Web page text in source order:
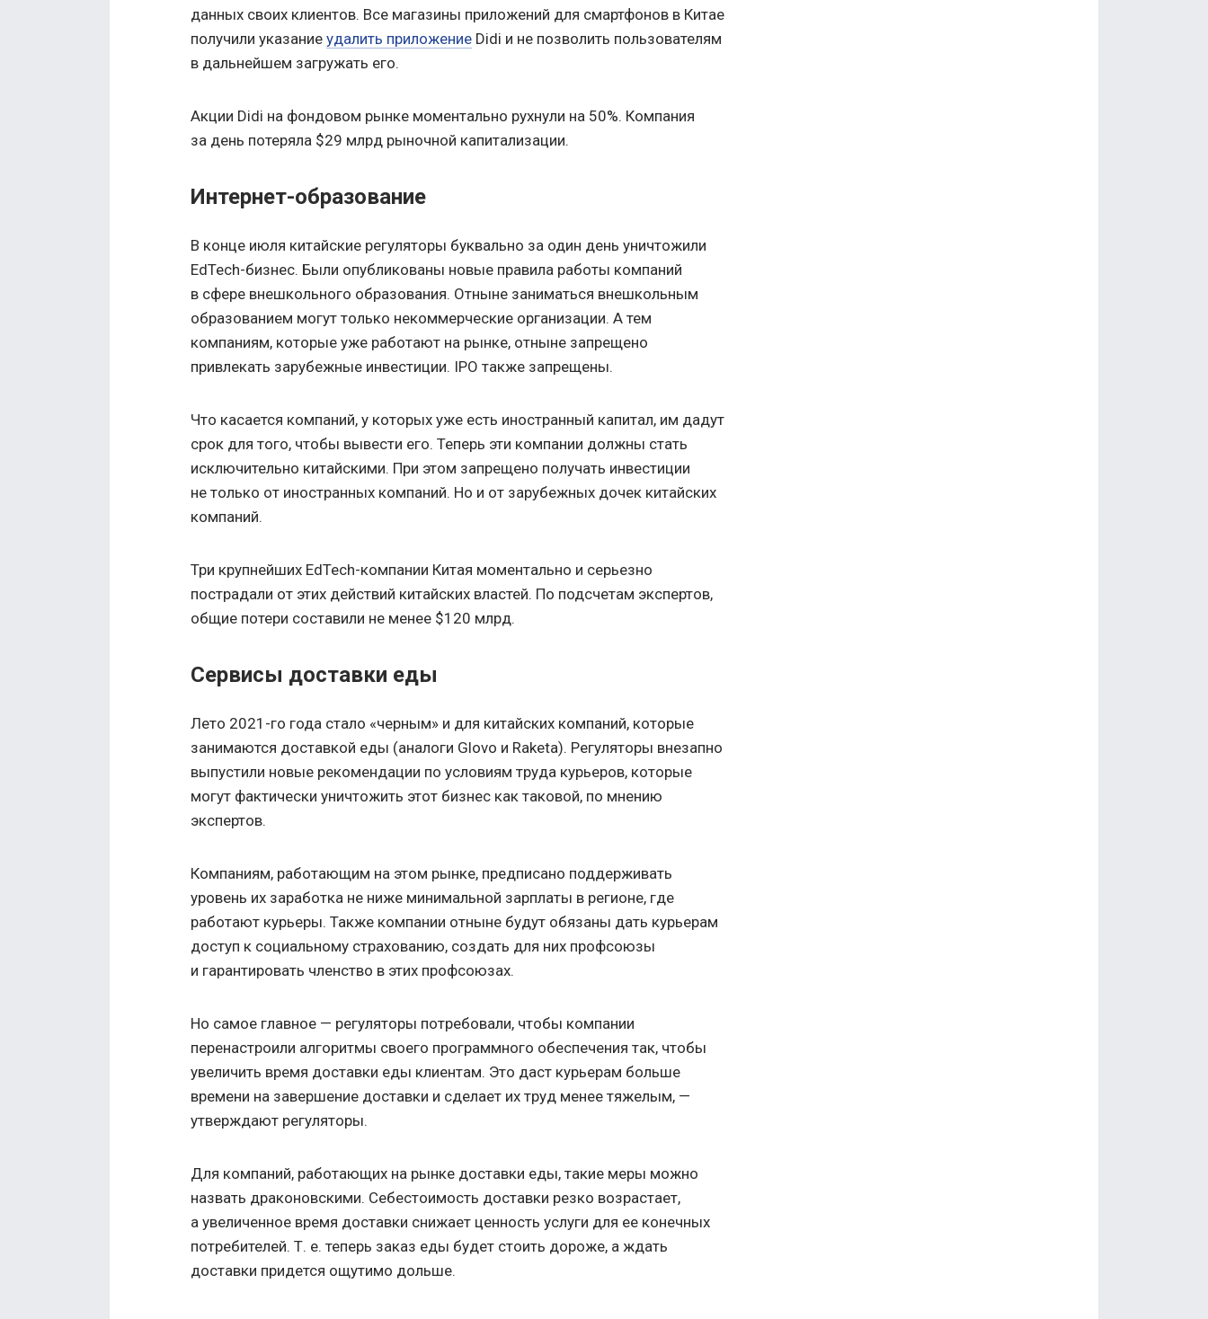
данных своих клиентов. Все магазины приложений для смартфонов в Китае
получили указание удалить приложение Didi и не позволить пользователям
в дальнейшем загружать его.
Акции Didi на фондовом рынке моментально рухнули на 50%. Компания
за день потеряла $29 млрд рыночной капитализации.
Интернет-образование
В конце июля китайские регуляторы буквально за один день уничтожили
EdTech-бизнес. Были опубликованы новые правила работы компаний
в сфере внешкольного образования. Отныне заниматься внешкольным
образованием могут только некоммерческие организации. А тем
компаниям, которые уже работают на рынке, отныне запрещено
привлекать зарубежные инвестиции. IPO также запрещены.
Что касается компаний, у которых уже есть иностранный капитал, им дадут
срок для того, чтобы вывести его. Теперь эти компании должны стать
исключительно китайскими. При этом запрещено получать инвестиции
не только от иностранных компаний. Но и от зарубежных дочек китайских
компаний.
Три крупнейших EdTech-компании Китая моментально и серьезно
пострадали от этих действий китайских властей. По подсчетам экспертов,
общие потери составили не менее $120 млрд.
Сервисы доставки еды
Лето 2021-го года стало «черным» и для китайских компаний, которые
занимаются доставкой еды (аналоги Glovo и Raketa). Регуляторы внезапно
выпустили новые рекомендации по условиям труда курьеров, которые
могут фактически уничтожить этот бизнес как таковой, по мнению
экспертов.
Компаниям, работающим на этом рынке, предписано поддерживать
уровень их заработка не ниже минимальной зарплаты в регионе, где
работают курьеры. Также компании отныне будут обязаны дать курьерам
доступ к социальному страхованию, создать для них профсоюзы
и гарантировать членство в этих профсоюзах.
Но самое главное — регуляторы потребовали, чтобы компании
перенастроили алгоритмы своего программного обеспечения так, чтобы
увеличить время доставки еды клиентам. Это даст курьерам больше
времени на завершение доставки и сделает их труд менее тяжелым, —
утверждают регуляторы.
Для компаний, работающих на рынке доставки еды, такие меры можно
назвать драконовскими. Себестоимость доставки резко возрастает,
а увеличенное время доставки снижает ценность услуги для ее конечных
потребителей. Т. е. теперь заказ еды будет стоить дороже, а ждать
доставки придется ощутимо дольше.